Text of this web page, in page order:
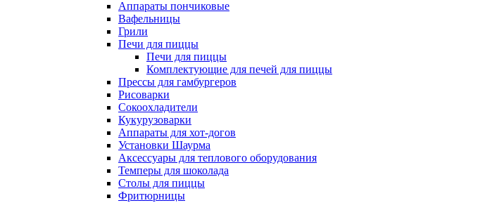
Аппараты пончиковые
Вафельницы
Грили
Печи для пиццы
Печи для пиццы
Комплектующие для печей для пиццы
Прессы для гамбургеров
Рисоварки
Сокоохладители
Кукурузоварки
Аппараты для хот-догов
Установки Шаурма
Аксессуары для теплового оборудования
Темперы для шоколада
Столы для пиццы
Фритюрницы